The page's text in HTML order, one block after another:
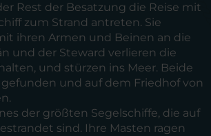
Rest der Besatzung die Reise mit
zum Strand antreten. Sie
ihren Armen und Beinen an die
und der Steward verlieren die
und stürzen ins Meer. Beide
und auf dem Friedhof von
der größten Segelschiffe, die auf
sind. Ihre Masten ragen